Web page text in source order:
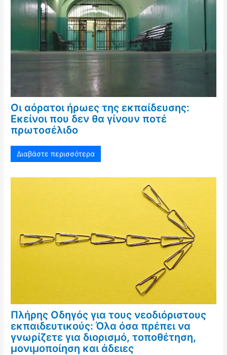
Οι αόρατοι ήρωες της εκπαίδευσης:
Εκείνοι που δεν θα γίνουν ποτέ
πρωτοσέλιδο
Διαβάστε περισσότερα
Πλήρης Οδηγός για τους νεοδιόριστους
εκπαιδευτικούς: Όλα όσα πρέπει να
γνωρίζετε για διορισμό, τοποθέτηση,
μονιμοποίηση και άδειες